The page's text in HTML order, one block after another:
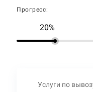
Прогресс:
20%
Услуги по